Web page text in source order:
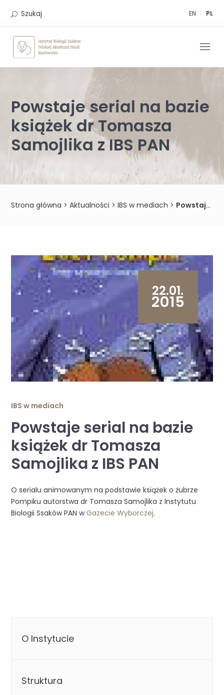
EN PL
Szukaj
Powstaje serial na bazie
książek dr Tomasza
Samojlika z IBS PAN
Strona główna >Aktualności >IBS w mediach > Powstaje serial na bazie książek dr Tomasza Samojlika z IBS PAN
22.01.
2015
IBS w mediach
Powstaje serial na bazie
książek dr Tomasza
Samojlika z IBS PAN
O serialu animowanym na podstawie książek o żubrze
Pompiku autorstwa dr Tomasza Samojlika z Instytutu
Biologii Ssaków PAN wGazecie Wyborczej.
O Instytucie
Struktura